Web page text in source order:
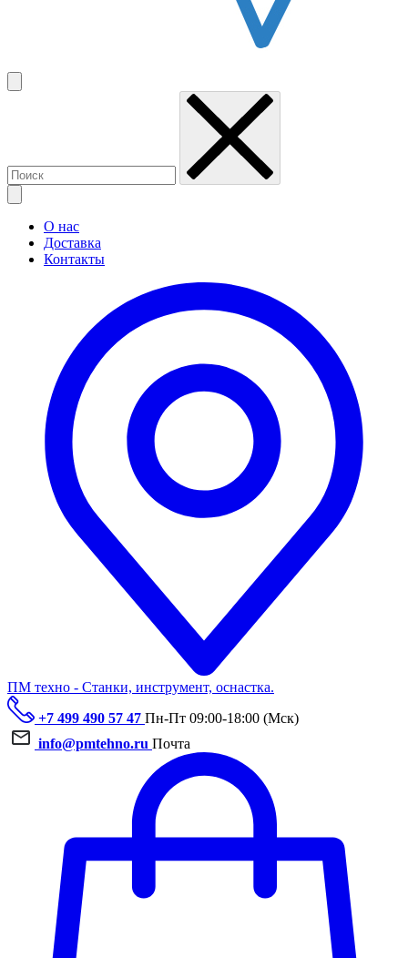
О нас
Доставка
Контакты
ПМ техно - Станки, инструмент, оснастка.
+7 499 490 57 47 Пн-Пт 09:00-18:00 (Мск)
info@pmtehno.ru Почта